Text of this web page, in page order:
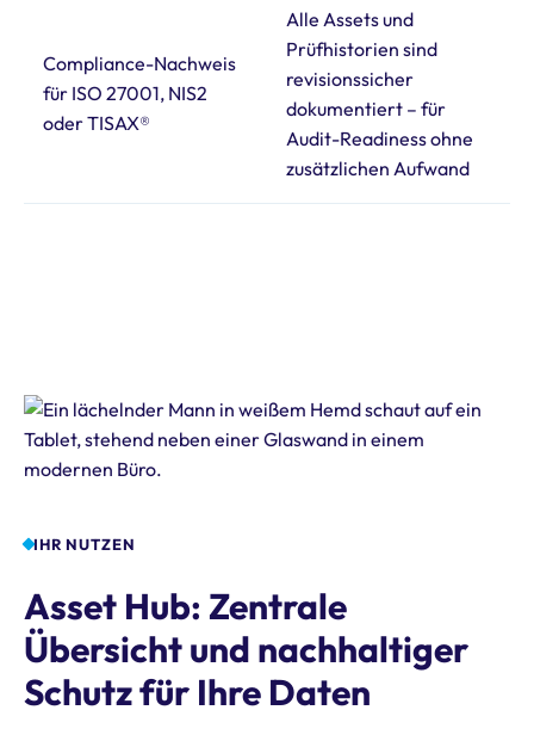
Compliance-Nachweis
für ISO 27001, NIS2
oder TISAX®
Alle Assets und
Prüfhistorien sind
revisionssicher
dokumentiert – für
Audit-Readiness ohne
zusätzlichen Aufwand
IHR NUTZEN
Asset Hub: Zentrale
Übersicht und nachhaltiger
Schutz für Ihre Daten